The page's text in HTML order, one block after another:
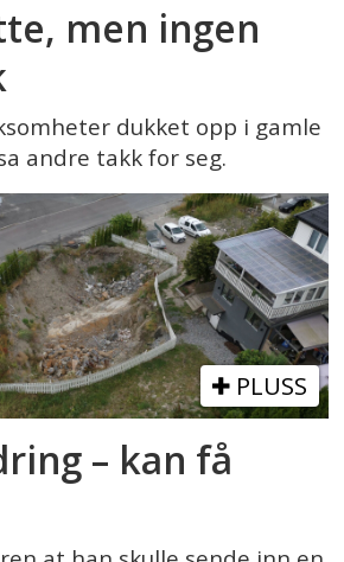
men ingen
dukket opp i gamle
andre takk for seg.
PLUSS
– kan få